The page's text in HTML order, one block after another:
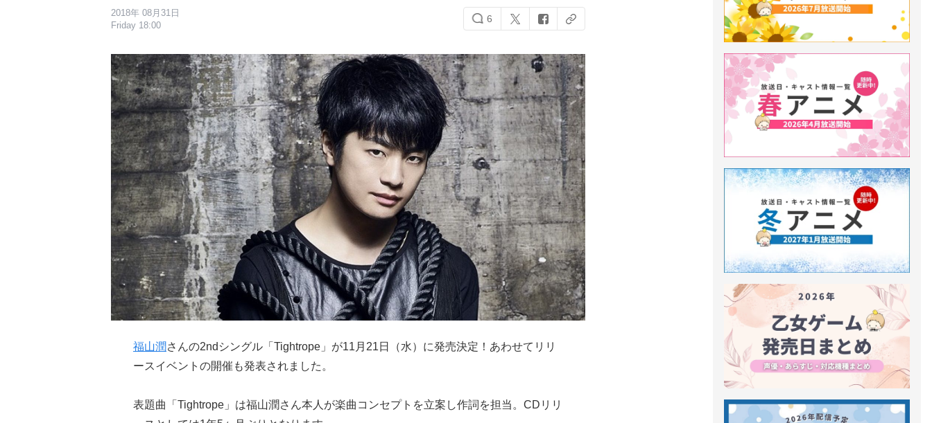
2018年 08月31日
Friday 18:00
6
福山潤さんの2ndシングル「Tightrope」が11月21日（水）に発売決定！あわせてリリ
ースイベントの開催も発表されました。
表題曲「Tightrope」は福山潤さん本人が楽曲コンセプトを立案し作詞を担当。CDリリ